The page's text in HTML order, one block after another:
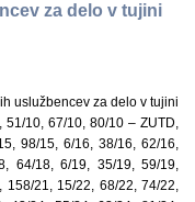
za delo v tujini
uslužbencev za delo v tujini
10, 67/10, 80/10 – ZUTD,
98/15, 6/16, 38/16, 62/16,
64/18, 6/19, 35/19, 59/19,
158/21, 15/22, 68/22, 74/22,